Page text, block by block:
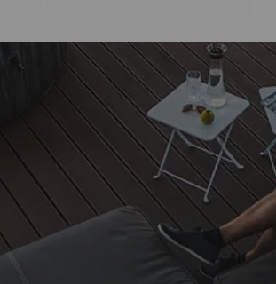
Trusted Shops
4,67/ 5
861 Bewertungen